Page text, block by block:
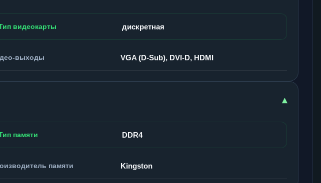
видеокарты дискретная
выходы VGA (D-Sub), DVI-D, HDMI
▾
памяти DDR4
памяти Kingston